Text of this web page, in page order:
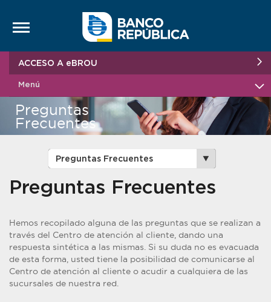
ACCESO A eBROU
Menú
Preguntas
Frecuentes
Preguntas Frecuentes
Hemos recopilado alguna de las preguntas que se realizan a
través del Centro de atención al cliente, dando una
respuesta sintética a las mismas. Si su duda no es evacuada
de esta forma, usted tiene la posibilidad de comunicarse al
Centro de atención al cliente o acudir a cualquiera de las
sucursales de nuestra red.